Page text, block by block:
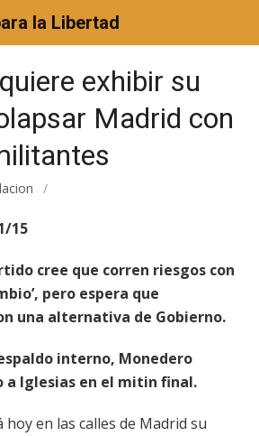
la Libertad
exhibir su
Madrid con
/
15
cree que corren riesgos con
pero espera que
una alternativa de Gobierno.
interno, Monedero
Iglesias en el mitin final.
en las calles de Madrid su